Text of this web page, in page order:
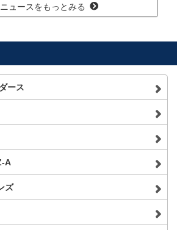
ュースをもっとみる
ース
A
ズ